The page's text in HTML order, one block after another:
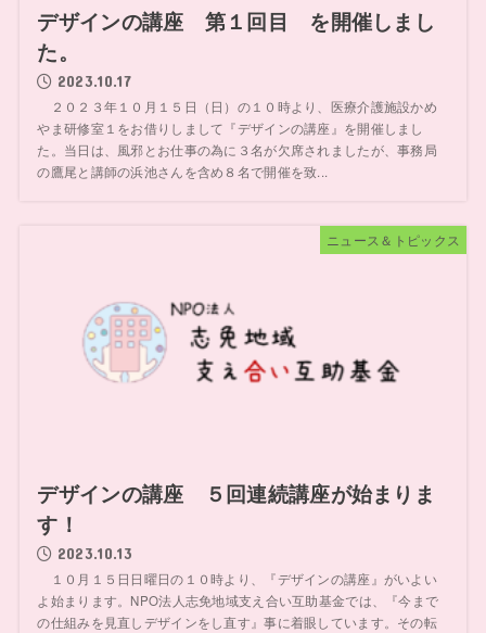
デザインの講座 第１回目 を開催しまし
た。
2023.10.17
２０２３年１０月１５日（日）の１０時より、医療介護施設かめ
やま研修室１をお借りしまして『デザインの講座』を開催しまし
た。当日は、風邪とお仕事の為に３名が欠席されましたが、事務局
の鷹尾と講師の浜池さんを含め８名で開催を致...
ニュース＆トピックス
デザインの講座 ５回連続講座が始まりま
す！
2023.10.13
１０月１５日日曜日の１０時より、『デザインの講座』がいよい
よ始まります。NPO法人志免地域支え合い互助基金では、『今まで
の仕組みを見直しデザインをし直す』事に着眼しています。その転